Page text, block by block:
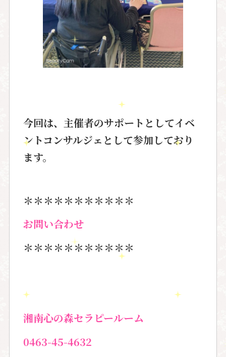
今回は、主催者のサポートとしてイベ
ントコンサルジェとして参加しており
ます。
＊＊＊＊＊＊＊＊＊＊＊
お問い合わせ
＊＊＊＊＊＊＊＊＊＊＊
湘南心の森セラピールーム
0463-45-4632